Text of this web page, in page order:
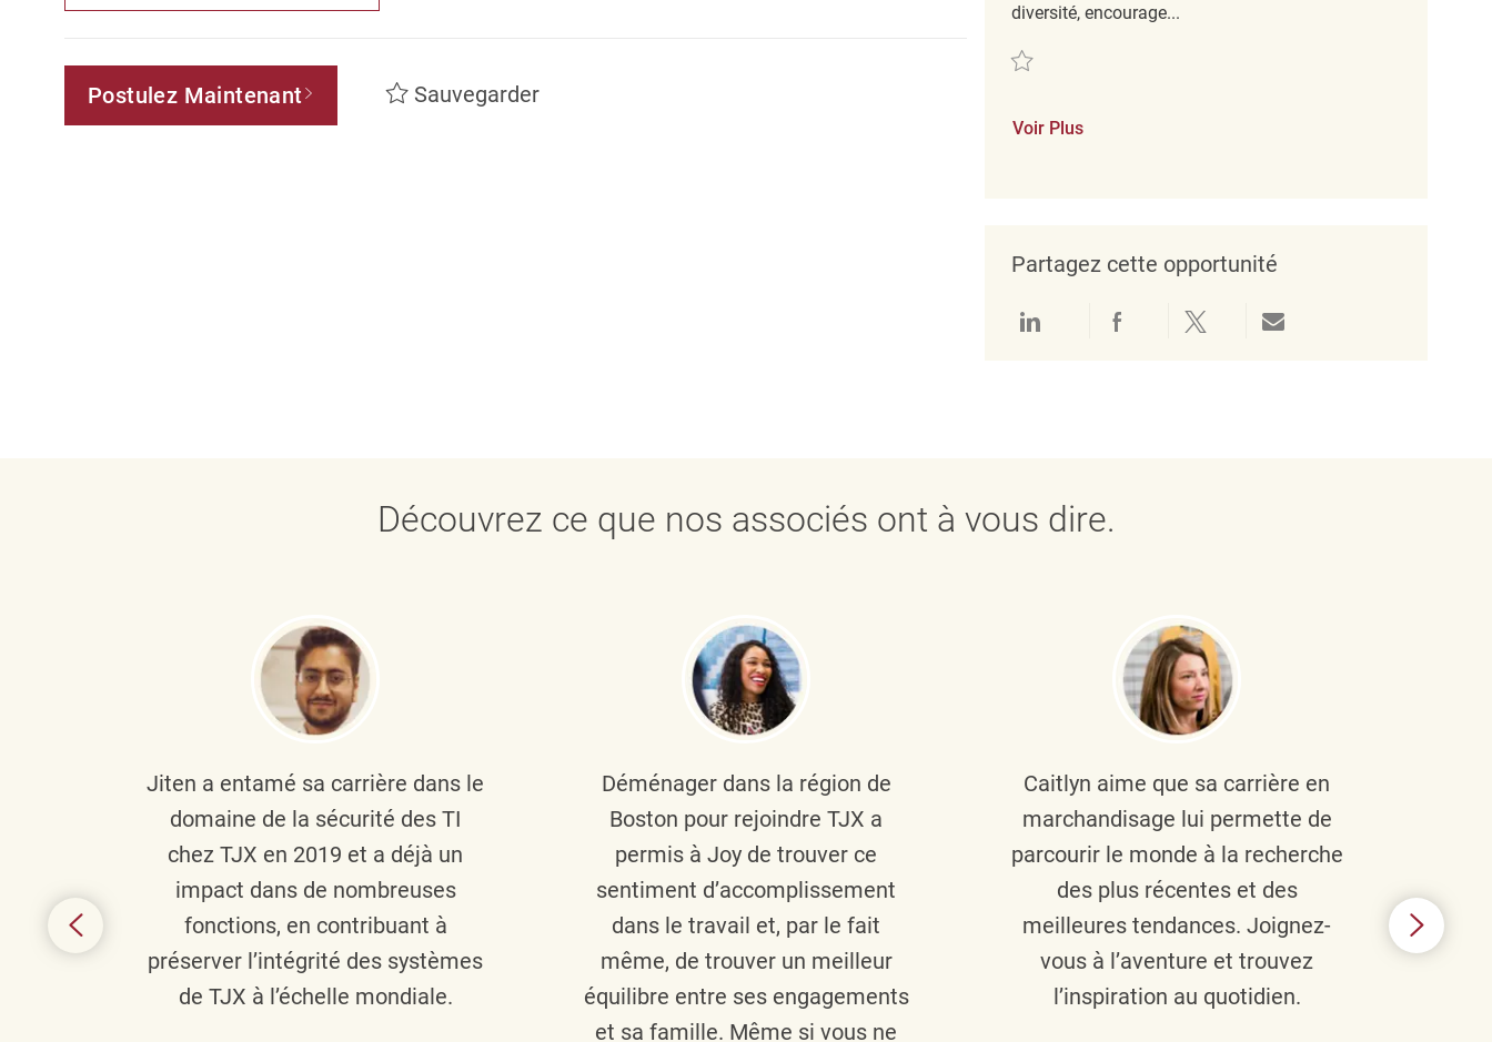
Postulez Maintenant Sauvegarder
diversité, encourage...
Sauvegarder Loss Prevention Associate II REQ142480
Voir Plus
Partagez cette opportunité
Partager via LinkedInPartager via Facebook
Partager via twitterPartager par e-mail
Découvrez ce que nos associés ont à vous dire.
Jiten a entamé sa carrière dans le
domaine de la sécurité des TI
chez TJX en 2019 et a déjà un
impact dans de nombreuses
fonctions, en contribuant à
préserver l’intégrité des systèmes
de TJX à l’échelle mondiale.
Déménager dans la région de
Boston pour rejoindre TJX a
permis à Joy de trouver ce
sentiment d’accomplissement
dans le travail et, par le fait
même, de trouver un meilleur
équilibre entre ses engagements
et sa famille. Même si vous ne
Caitlyn aime que sa carrière en
marchandisage lui permette de
parcourir le monde à la recherche
des plus récentes et des
meilleures tendances. Joignez-
vous à l’aventure et trouvez
l’inspiration au quotidien.